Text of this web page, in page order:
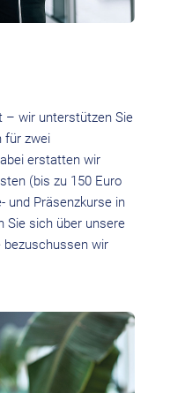
– wir unterstützen Sie
für zwei
erstatten wir
(bis zu 150 Euro
und Präsenzkurse in
Sie sich über unsere
bezuschussen wir